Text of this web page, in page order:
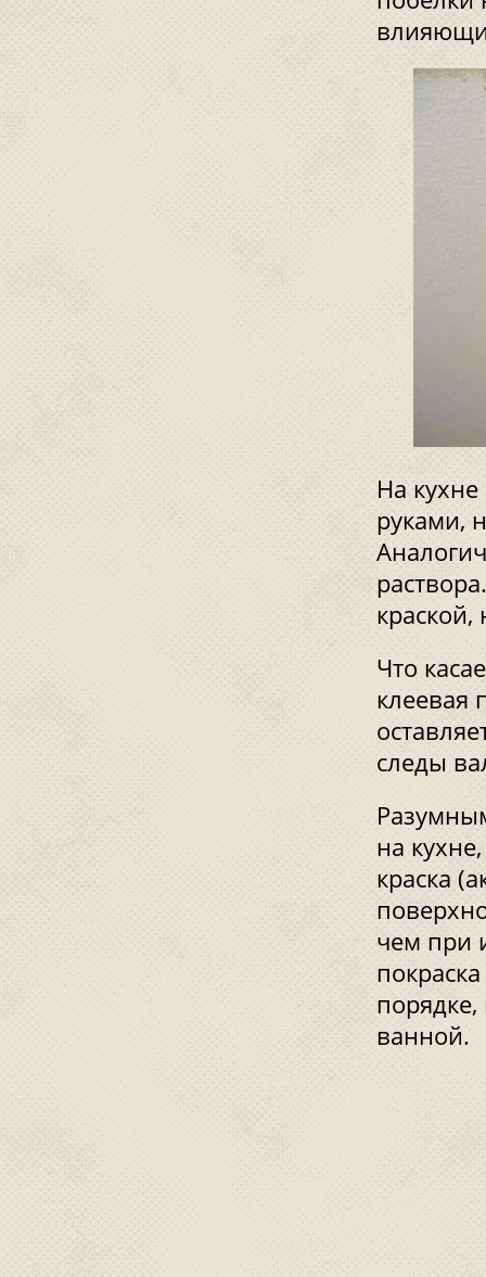
На
руками,
Что
клеевая
следы
на
краска
чем при
ванной.